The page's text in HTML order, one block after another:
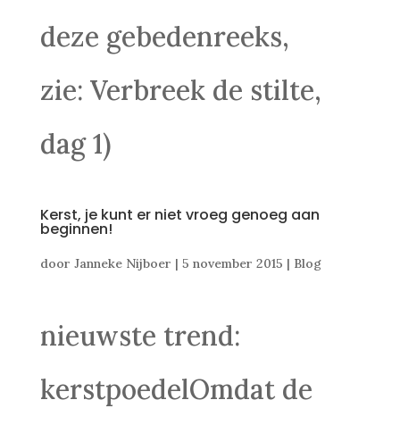
deze gebedenreeks,
zie: Verbreek de stilte,
dag 1)
Kerst, je kunt er niet vroeg genoeg aan
beginnen!
door Janneke Nijboer | 5 november 2015 | Blog
nieuwste trend:
kerstpoedelOmdat de